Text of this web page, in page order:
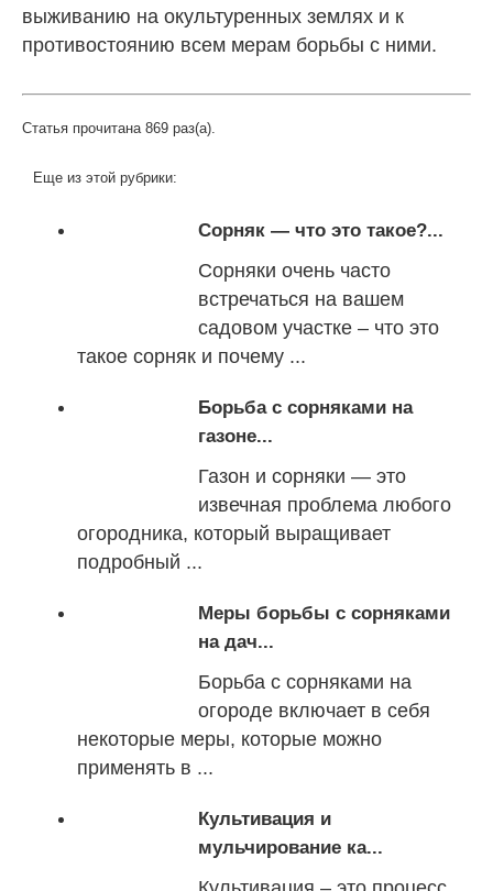
выживанию на окультуренных землях и к
противостоянию всем мерам борьбы с ними.
Статья прочитана 869 раз(a).
Еще из этой рубрики:
Сорняк — что это такое?...
Сорняки очень часто
встречаться на вашем
садовом участке – что это
такое сорняк и почему ...
Борьба с сорняками на
газоне...
Газон и сорняки — это
извечная проблема любого
огородника, который выращивает
подробный ...
Меры борьбы с сорняками
на дач...
Борьба с сорняками на
огороде включает в себя
некоторые меры, которые можно
применять в ...
Культивация и
мульчирование ка...